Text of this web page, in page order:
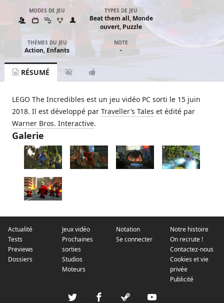
MODES DE JEU TYPES DE JEU
Beat them all, Monde
ouvert, Puzzle
THÈMES DU JEU
Action, Enfants
NOTE
-
RÉSUMÉ
LEGO The Incredibles est un jeu vidéo PC sorti le 15 juin
2018. Il est développé par Traveller’s Tales et édité par
Warner Bros. Interactive.
Galerie
Actualité
Tests
Previews
Dossiers
Jeux vidéo
Prochaines
sorties
Studios
Moteurs
Notation
Se connecter
Notre histoire
On recrute !
Contactez-nous
Cookies et vie
privée
Publicité